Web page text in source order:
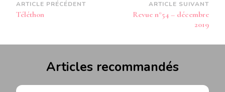
Navigation
d’article
ARTICLE PRÉCÉDENT
Téléthon
ARTICLE SUIVANT
Revue n°54 – décembre
2019
Articles recommandés